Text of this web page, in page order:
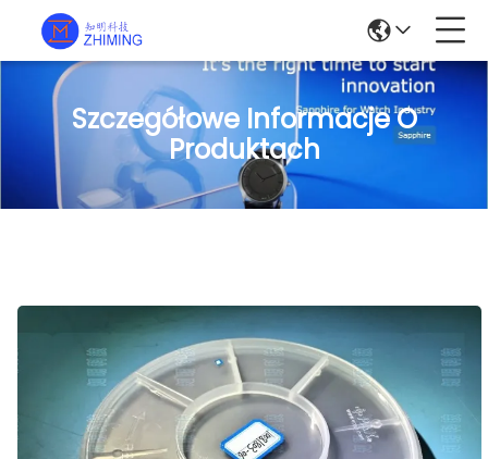
Szczegółowe Informacje O
Produktach